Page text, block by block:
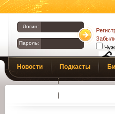
Логин:
Пароль:
Новости Подкасты